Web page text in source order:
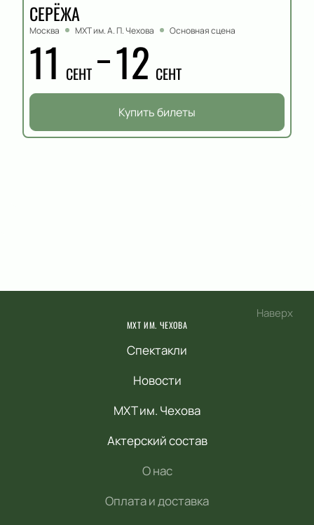
СЕРЁЖА
Москва МХТ им. А. П. Чехова Основная сцена
11 СЕНТ 12 СЕНТ
Купить билеты
Наверх
МХТ ИМ. ЧЕХОВА
Спектакли
Новости
МХТ им. Чехова
Актерский состав
О нас
Оплата и доставка